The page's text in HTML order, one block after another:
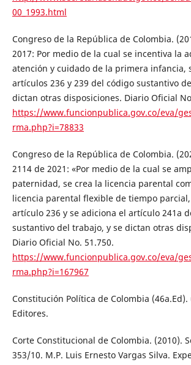
00_1993.html
Congreso de la República de Colombia.
2017: Por medio de la cual se incentiva la
atención y cuidado de la primera infancia,
artículos 236 y 239 del código sustantivo
dictan otras disposiciones. Diario Oficial
https://www.funcionpublica.gov.co/eva/
rma.php?i=78833
Congreso de la República de Colombia.
2114 de 2021: «Por medio de la cual se
paternidad, se crea la licencia parental
licencia parental flexible de tiempo
artículo 236 y se adiciona el artículo 241a
sustantivo del trabajo, y se dictan otras
Diario Oficial No. 51.750.
https://www.funcionpublica.gov.co/eva/
rma.php?i=167967
Constitución Política de Colombia (46a.Ed).
Editores.
Corte Constitucional de Colombia. (2010).
353/10. M.P. Luis Ernesto Vargas Silva.